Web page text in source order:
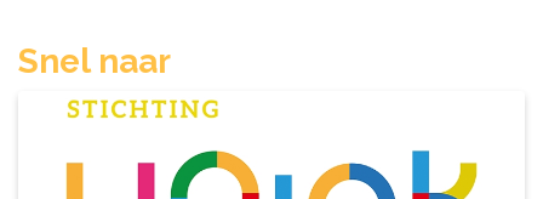
Snel naar